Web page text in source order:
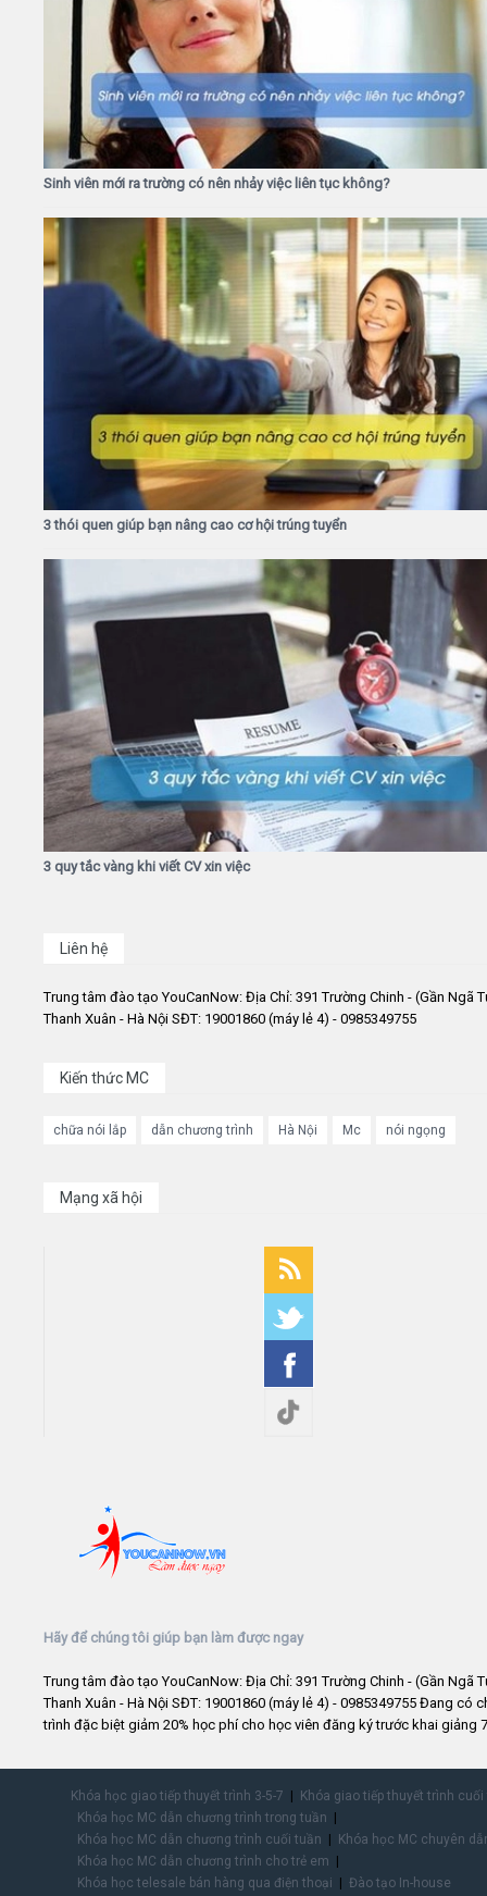
Sinh viên mới ra trường có nên nhảy việc liên tục không?
3 thói quen giúp bạn nâng cao cơ hội trúng tuyển
3 quy tắc vàng khi viết CV xin việc
Liên hệ
Trung tâm đào tạo YouCanNow: Địa Chỉ: 391 Trường Chinh - (Gần Ngã
Thanh Xuân - Hà Nội SĐT: 19001860 (máy lẻ 4) - 0985349755
Kiến thức MC
chữa nói lắp dẫn chương trình Hà Nội Mc nói ngọng
Mạng xã hội
Hãy để chúng tôi giúp bạn làm được ngay
Trung tâm đào tạo YouCanNow: Địa Chỉ: 391 Trường Chinh - (Gần Ngã
Thanh Xuân - Hà Nội SĐT: 19001860 (máy lẻ 4) - 0985349755 Đang có
trình đặc biệt giảm 20% học phí cho học viên đăng ký trước khai giảng
Khóa học giao tiếp thuyết trình 3-5-7
Khóa giao tiếp thuyết trình
Khóa học MC dẫn chương trình trong tuần
Khóa học MC dẫn chương trình cuối tuần
Khóa học MC chuyên
Khóa học MC dẫn chương trình cho trẻ em
Khóa học telesale bán hàng qua điện thoại
Đào tạo In-house